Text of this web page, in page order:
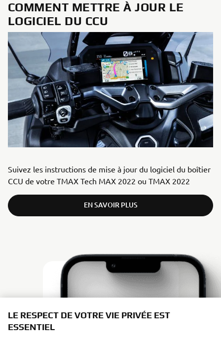
COMMENT METTRE À JOUR LE
LOGICIEL DU CCU
Suivez les instructions de mise à jour du logiciel du boîtier
CCU de votre TMAX Tech MAX 2022 ou TMAX 2022
EN SAVOIR PLUS
LE RESPECT DE VOTRE VIE PRIVÉE EST
ESSENTIEL